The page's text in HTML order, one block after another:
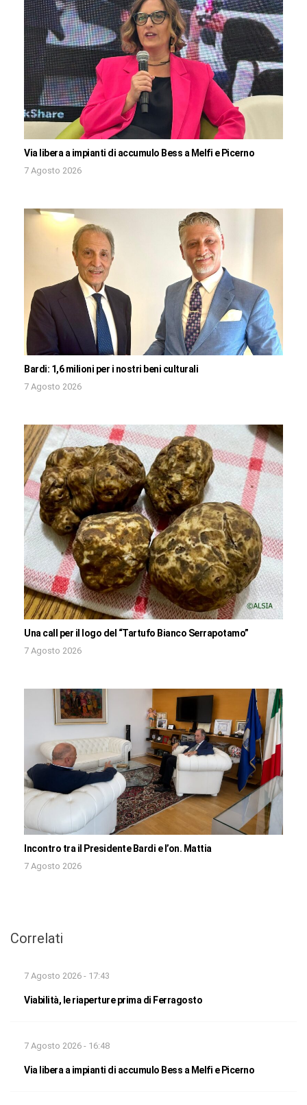
Via libera a impianti di accumulo Bess a Melfi e Picerno
7 Agosto 2026
Bardi: 1,6 milioni per i nostri beni culturali
7 Agosto 2026
Una call per il logo del “Tartufo Bianco Serrapotamo”
7 Agosto 2026
Incontro tra il Presidente Bardi e l’on. Mattia
7 Agosto 2026
Correlati
7 Agosto 2026 - 17:43
Viabilità, le riaperture prima di Ferragosto
7 Agosto 2026 - 16:48
Via libera a impianti di accumulo Bess a Melfi e Picerno